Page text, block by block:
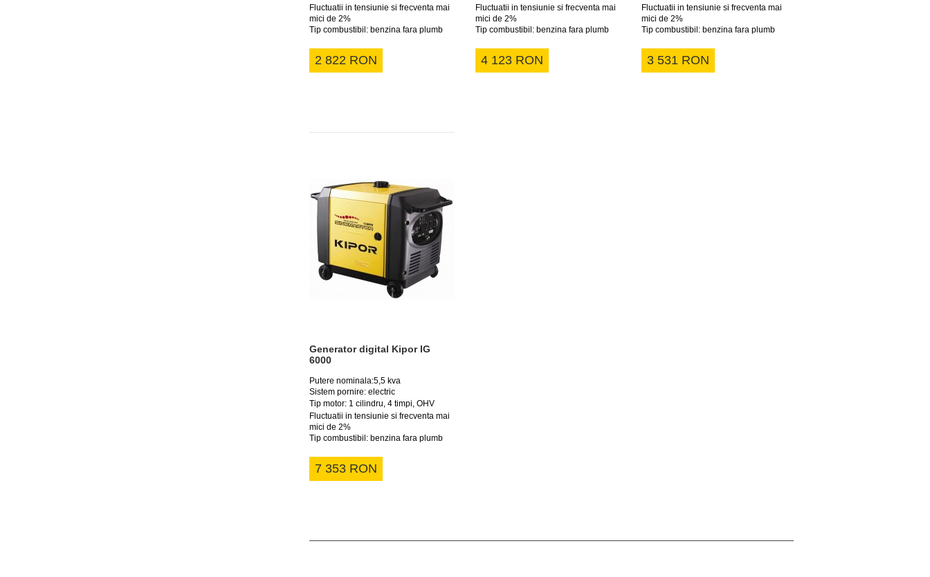
Fluctuatii in tensiunie si frecventa mai
mici de 2%
Tip combustibil: benzina fara plumb
2 822 RON
Fluctuatii in tensiunie si frecventa mai
mici de 2%
Tip combustibil: benzina fara plumb
4 123 RON
Fluctuatii in tensiunie si frecventa mai
mici de 2%
Tip combustibil: benzina fara plumb
3 531 RON
Generator digital Kipor IG
6000
Putere nominala:5,5 kva
Sistem pornire: electric
Tip motor: 1 cilindru, 4 timpi, OHV
Fluctuatii in tensiunie si frecventa mai
mici de 2%
Tip combustibil: benzina fara plumb
7 353 RON